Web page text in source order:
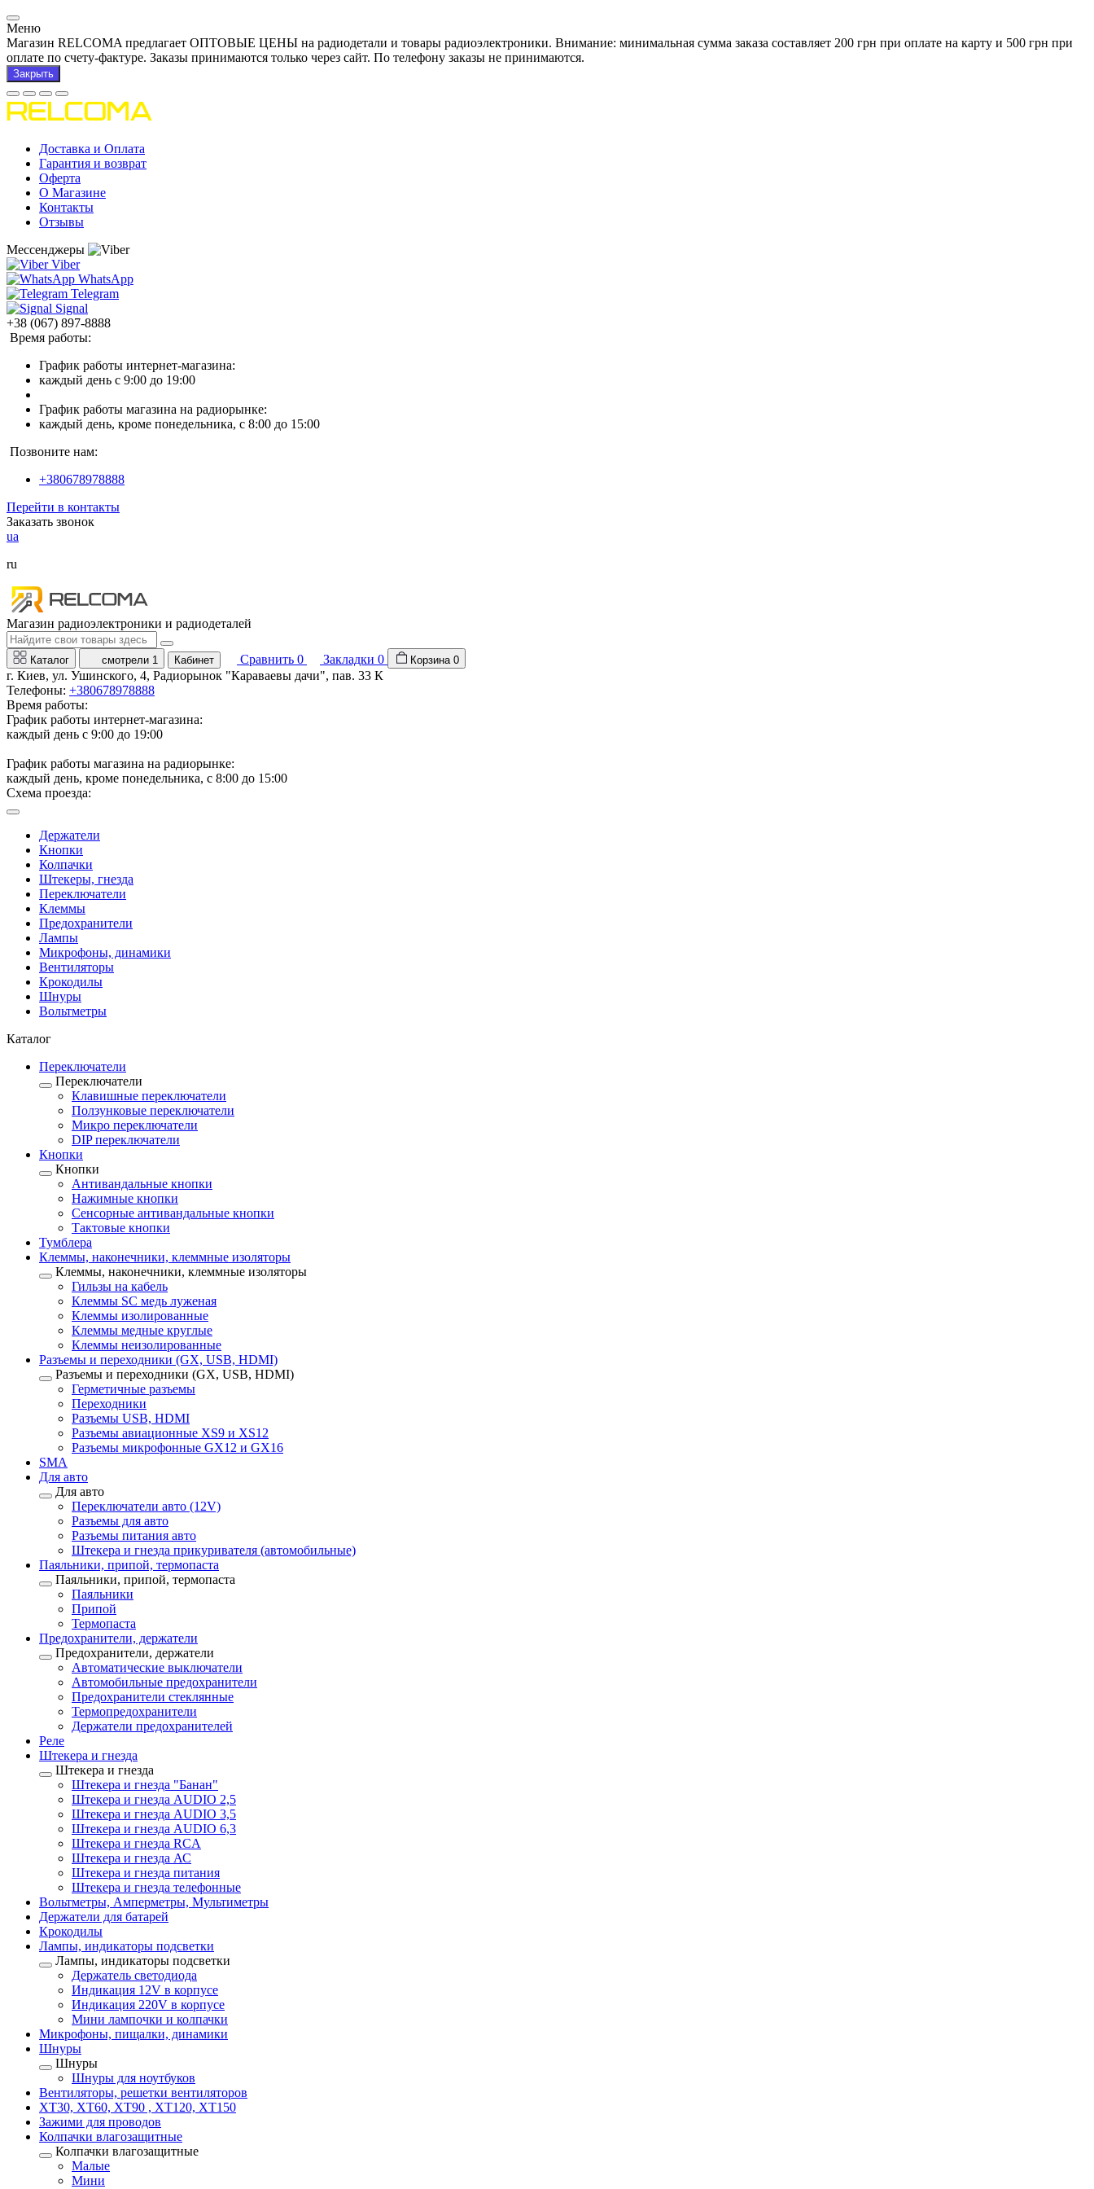
Меню
Магазин RELCOMA предлагает ОПТОВЫЕ ЦЕНЫ на радиодетали и товары радиоэлектроники. Внимание: минимальная сумма заказа составляет 200 грн при оплате на карту и 500 грн при
оплате по счету-фактуре. Заказы принимаются только через сайт. По телефону заказы не принимаются.
Закрыть
Доставка и Оплата
Гарантия и возврат
Оферта
О Магазине
Контакты
Отзывы
Мессенджеры
Viber
WhatsApp
Telegram
Signal
+38 (067) 897-8888
Время работы:
График работы интернет-магазина:
каждый день с 9:00 до 19:00
График работы магазина на радиорынке:
каждый день, кроме понедельника, с 8:00 до 15:00
Позвоните нам:
+380678978888
Перейти в контакты
Заказать звонок
ua
ru
Магазин радиоэлектроники и радиодеталей
Каталог смотрели 1 Кабинет Сравнить 0 Закладки 0 Корзина 0
г. Киев, ул. Ушинского, 4, Радиорынок "Караваевы дачи", пав. 33 К
Телефоны: +380678978888
Время работы:
График работы интернет-магазина:
каждый день с 9:00 до 19:00
График работы магазина на радиорынке:
каждый день, кроме понедельника, с 8:00 до 15:00
Схема проезда:
Держатели
Кнопки
Колпачки
Штекеры, гнезда
Переключатели
Клеммы
Предохранители
Лампы
Микрофоны, динамики
Вентиляторы
Крокодилы
Шнуры
Вольтметры
Каталог
Переключатели
Переключатели
Клавишные переключатели
Ползунковые переключатели
Микро переключатели
DIP переключатели
Кнопки
Кнопки
Антивандальные кнопки
Нажимные кнопки
Сенсорные антивандальные кнопки
Тактовые кнопки
Тумблера
Клеммы, наконечники, клеммные изоляторы
Клеммы, наконечники, клеммные изоляторы
Гильзы на кабель
Клеммы SC медь луженая
Клеммы изолированные
Клеммы медные круглые
Клеммы неизолированные
Разъемы и переходники (GX, USB, HDMI)
Разъемы и переходники (GX, USB, HDMI)
Герметичные разъемы
Переходники
Разъемы USB, HDMI
Разъемы авиационные XS9 и XS12
Разъемы микрофонные GX12 и GX16
SMA
Для авто
Для авто
Переключатели авто (12V)
Разъемы для авто
Разъемы питания авто
Штекера и гнезда прикуривателя (автомобильные)
Паяльники, припой, термопаста
Паяльники, припой, термопаста
Паяльники
Припой
Термопаста
Предохранители, держатели
Предохранители, держатели
Автоматические выключатели
Автомобильные предохранители
Предохранители стеклянные
Термопредохранители
Держатели предохранителей
Реле
Штекера и гнезда
Штекера и гнезда
Штекера и гнезда "Банан"
Штекера и гнезда AUDIO 2,5
Штекера и гнезда AUDIO 3,5
Штекера и гнезда AUDIO 6,3
Штекера и гнезда RCA
Штекера и гнезда АС
Штекера и гнезда питания
Штекера и гнезда телефонные
Вольтметры, Амперметры, Мультиметры
Держатели для батарей
Крокодилы
Лампы, индикаторы подсветки
Лампы, индикаторы подсветки
Держатель светодиода
Индикация 12V в корпусе
Индикация 220V в корпусе
Мини лампочки и колпачки
Микрофоны, пищалки, динамики
Шнуры
Шнуры
Шнуры для ноутбуков
Вентиляторы, решетки вентиляторов
XT30, XT60, XT90 , XT120, XT150
Зажими для проводов
Колпачки влагозащитные
Колпачки влагозащитные
Малые
Мини